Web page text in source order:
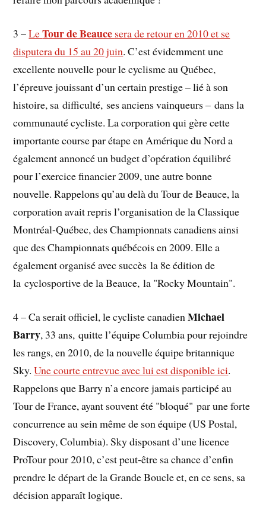
3 –LeTour de Beauce sera de retour en 2010 et se
disputera du 15 au 20 juin. C’est évidemment une
excellente nouvelle pour le cyclisme au Québec,
l’épreuve jouissant d’un certain prestige – lié à son
histoire, sa difficulté, ses anciens vainqueurs – dans la
communauté cycliste. La corporation qui gère cette
importante course par étape en Amérique du Nord a
également annoncé un budget d’opération équilibré
pour l’exercice financier 2009, une autre bonne
nouvelle. Rappelons qu’au delà du Tour de Beauce, la
corporation avait repris l’organisation de la Classique
Montréal-Québec, des Championnats canadiens ainsi
que des Championnats québécois en 2009. Elle a
également organisé avec succès la 8e édition de
la cyclosportive de la Beauce, la "Rocky Mountain".
4 – Ca serait officiel, le cycliste canadienMichael
Barry, 33 ans, quitte l’équipe Columbia pour rejoindre
les rangs, en 2010, de la nouvelle équipe britannique
Sky.Une courte entrevue avec lui est disponible ici.
Rappelons que Barry n’a encore jamais participé au
Tour de France, ayant souvent été "bloqué" par une forte
concurrence au sein même de son équipe (US Postal,
Discovery, Columbia). Sky disposant d’une licence
ProTour pour 2010, c’est peut-être sa chance d’enfin
prendre le départ de la Grande Boucle et, en ce sens, sa
décision apparaît logique.